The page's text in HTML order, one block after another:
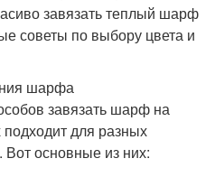
завязать теплый шарф
советы по выбору цвета и
шарфа
завязать шарф на
для разных
основные из них: